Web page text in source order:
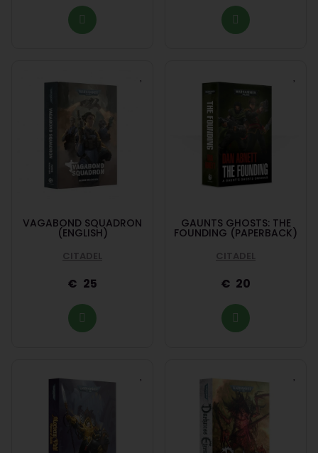
VAGABOND SQUADRON
(ENGLISH)
CITADEL
25
GAUNTS GHOSTS: THE
FOUNDING (PAPERBACK)
CITADEL
20